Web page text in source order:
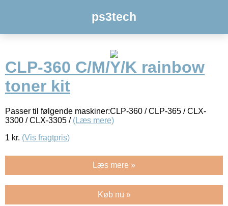
ps3tech
CLP-360 C/M/Y/K rainbow
toner kit
Passer til følgende maskiner:CLP-360 / CLP-365 / CLX-
3300 / CLX-3305 / (Læs mere)
1 kr. (Vis fragtpris)
Læs mere »
Køb nu »